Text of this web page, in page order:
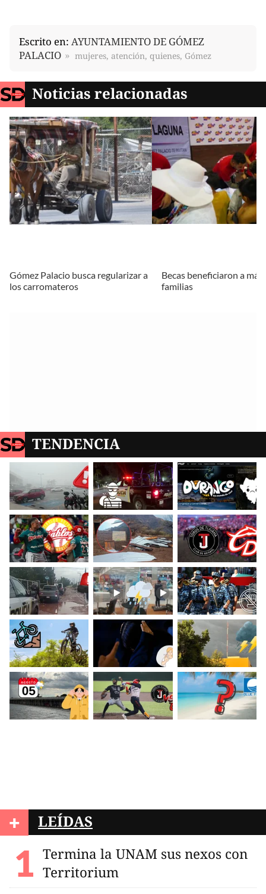
Escrito en: AYUNTAMIENTO DE GÓMEZ
PALACIO
mujeres, atención, quienes, Gómez
Noticias relacionadas
Gómez Palacio busca regularizar a
los carromateros
Becas beneficiaron a más
familias
TENDENCIA
+ LEÍDAS
Termina la UNAM sus nexos con
Territorium